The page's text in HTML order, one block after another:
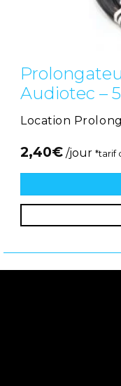
Audiotec –
Location
2,40€ /jour *tarif